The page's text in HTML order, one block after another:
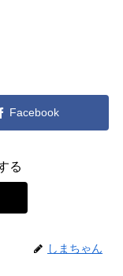
Facebook
る
しまちゃん